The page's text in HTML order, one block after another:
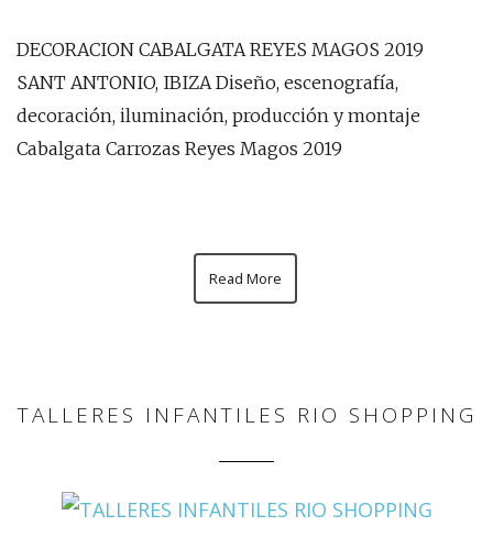
DECORACION CABALGATA REYES MAGOS 2019
SANT ANTONIO, IBIZA Diseño, escenografía,
decoración, iluminación, producción y montaje
Cabalgata Carrozas Reyes Magos 2019
Read More
TALLERES INFANTILES RIO SHOPPING